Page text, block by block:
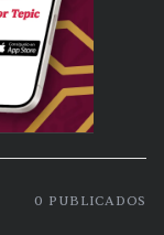
0 PUBLICADOS